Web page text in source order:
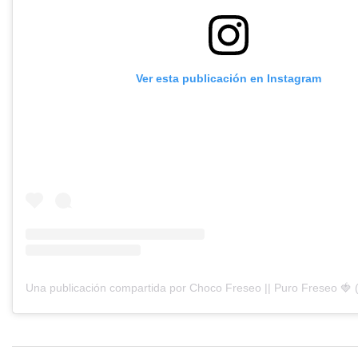
Ver esta publicación en Instagram